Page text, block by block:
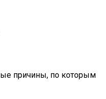
причины, по которым